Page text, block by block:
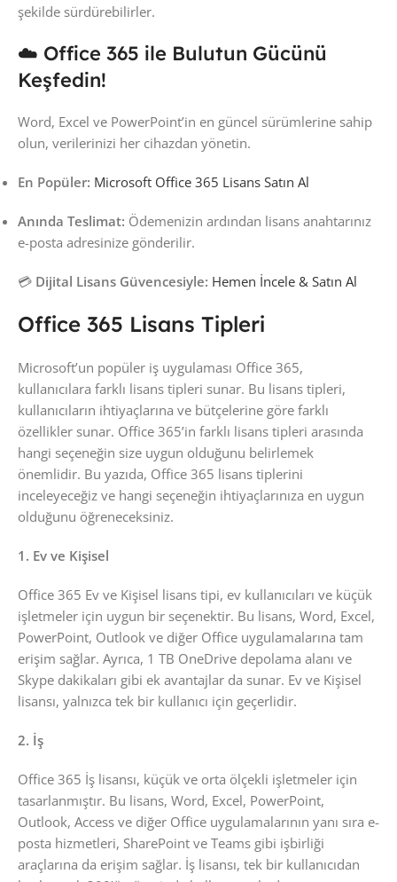
şekilde sürdürebilirler.
☁️ Office 365 ile Bulutun Gücünü
Keşfedin!
Word, Excel ve PowerPoint’in en güncel sürümlerine sahip
olun, verilerinizi her cihazdan yönetin.
En Popüler: Microsoft Office 365 Lisans Satın Al
Anında Teslimat: Ödemenizin ardından lisans anahtarınız
e-posta adresinize gönderilir.
💳 Dijital Lisans Güvencesiyle: Hemen İncele & Satın Al
Office 365 Lisans Tipleri
Microsoft’un popüler iş uygulaması Office 365,
kullanıcılara farklı lisans tipleri sunar. Bu lisans tipleri,
kullanıcıların ihtiyaçlarına ve bütçelerine göre farklı
özellikler sunar. Office 365’in farklı lisans tipleri arasında
hangi seçeneğin size uygun olduğunu belirlemek
önemlidir. Bu yazıda, Office 365 lisans tiplerini
inceleyeceğiz ve hangi seçeneğin ihtiyaçlarınıza en uygun
olduğunu öğreneceksiniz.
1. Ev ve Kişisel
Office 365 Ev ve Kişisel lisans tipi, ev kullanıcıları ve küçük
işletmeler için uygun bir seçenektir. Bu lisans, Word, Excel,
PowerPoint, Outlook ve diğer Office uygulamalarına tam
erişim sağlar. Ayrıca, 1 TB OneDrive depolama alanı ve
Skype dakikaları gibi ek avantajlar da sunar. Ev ve Kişisel
lisansı, yalnızca tek bir kullanıcı için geçerlidir.
2. İş
Office 365 İş lisansı, küçük ve orta ölçekli işletmeler için
tasarlanmıştır. Bu lisans, Word, Excel, PowerPoint,
Outlook, Access ve diğer Office uygulamalarının yanı sıra e-
posta hizmetleri, SharePoint ve Teams gibi işbirliği
araçlarına da erişim sağlar. İş lisansı, tek bir kullanıcıdan